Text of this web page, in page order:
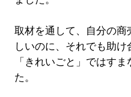
取材を通して、自分の
しいのに、それでも助
「きれいごと」ではす
た。